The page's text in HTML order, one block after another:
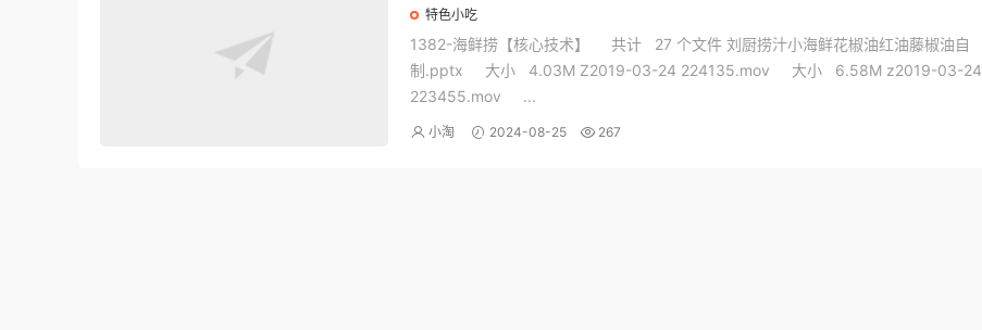
特色小吃
1382-海鲜捞【核心技术】 共计 27 个文件 刘厨捞汁小海鲜花椒油红油藤椒油自
制.pptx 大小 4.03M Z2019-03-24 224135.mov 大小 6.58M z2019-03-24
223455.mov ...
小淘 2024-08-25 267